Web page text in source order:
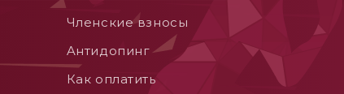
Членские взносы
Aнтидопинг
Как оплатить